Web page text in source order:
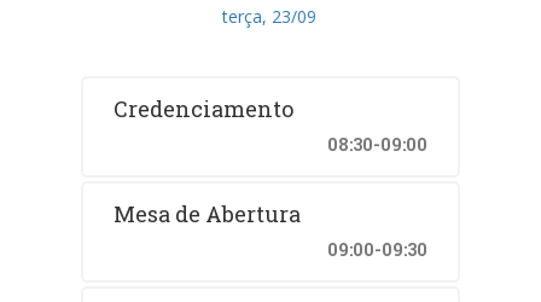
terça, 23/09
Credenciamento
08:30-09:00
Mesa de Abertura
09:00-09:30